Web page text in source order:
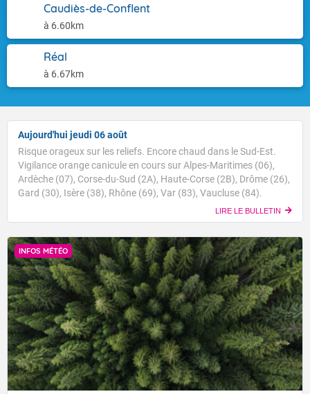
Caudiès-de-Conflent
à 6.60km
Réal
à 6.67km
Aujourd'hui jeudi 06 août
Risque orageux sur les reliefs. Encore chaud dans le Sud-Est.
Vigilance orange canicule en cours sur Alpes-Maritimes (06),
Ardèche (07), Corse-du-Sud (2A), Haute-Corse (2B), Drôme (26),
Gard (30), Isère (38), Rhône (69), Var (83), Vaucluse (84).
LIRE LE BULLETIN
INFOS MÉTÉO